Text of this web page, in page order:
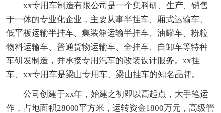
xx专用车制造有限公司是一个集科研、生产、销售
于一体的专业化企业，主要从事半挂车、厢式运输车、
低平板运输半挂车、集装箱运输半挂车、油罐车、粉粒
物料运输车、普通货物运输车、全挂车、自卸车等特种
车研发制造，并承接专用汽车的改装设计服务。xx挂
车、xx专用车是梁山专用车、梁山挂车的知名品牌。
公司创建于xx年，始建之初即以高起点，大手笔运
作，占地面积28000平方米，运转资金1800万元，高级管